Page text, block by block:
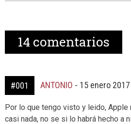
14 comentarios
#001 ANTONIO - 15 enero
Por lo que tengo visto y leido, Apple
casi nada, no se si lo habrá hecho a